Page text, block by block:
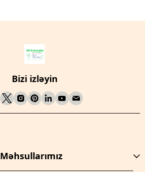
Bizi izləyin
Məhsullarımız